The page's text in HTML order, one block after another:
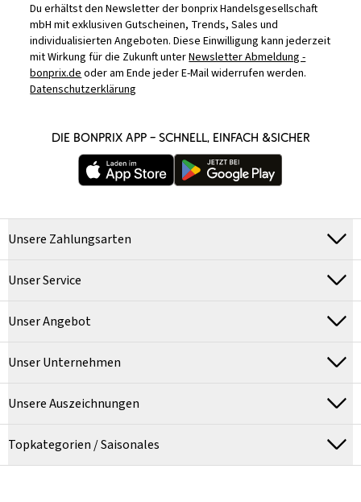
Du erhältst den Newsletter der bonprix Handelsgesellschaft
mbH mit exklusiven Gutscheinen, Trends, Sales und
individualisierten Angeboten. Diese Einwilligung kann jederzeit
mit Wirkung für die Zukunft unterNewsletter Abmeldung -
bonprix.deoder am Ende jeder E-Mail widerrufen werden.
Datenschutzerklärung
DIE BONPRIX APP – SCHNELL, EINFACH &SICHER
Unsere Zahlungsarten
Unser Service
Unser Angebot
Unser Unternehmen
Unsere Auszeichnungen
Topkategorien / Saisonales